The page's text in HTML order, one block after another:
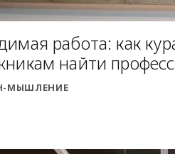
работа: как
найти
МЫШЛЕНИЕ